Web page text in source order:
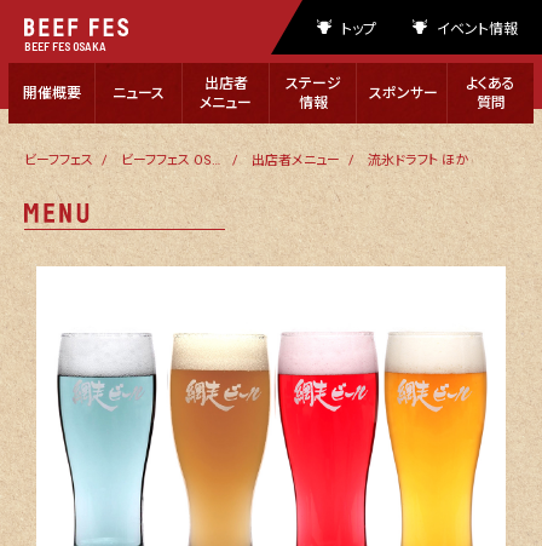
トップ イベント情報
BEEF FES OSAKA
開催概要 ニュース
出店者
メニュー
ステージ
情報
スポンサー
よくある
質問
ビーフフェス ビーフフェス OSAKA 2023 出店者メニュー 流氷ドラフト ほか